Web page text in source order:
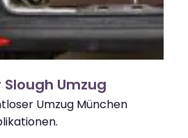
Umzug
Umzug München